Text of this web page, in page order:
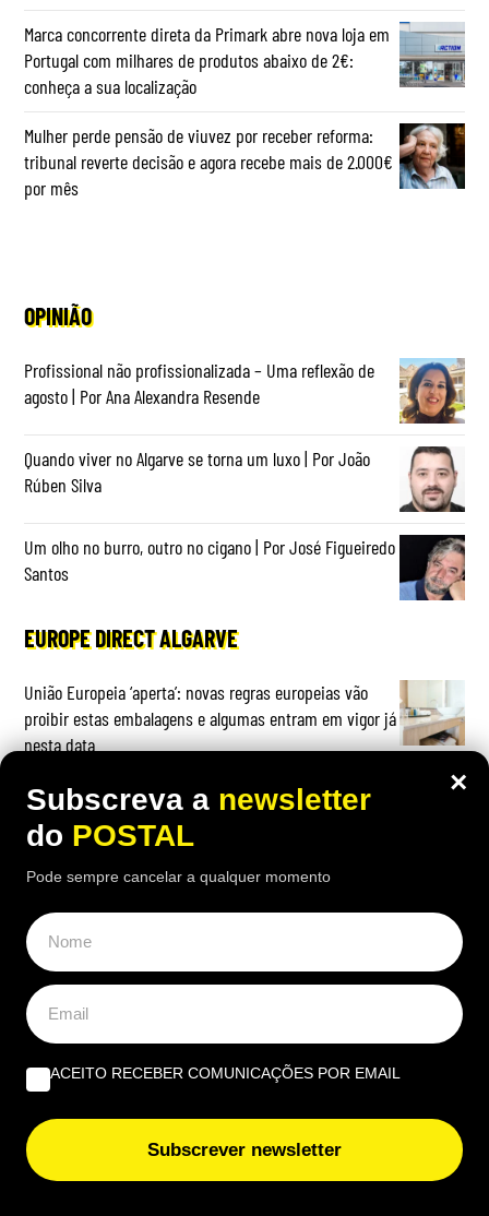
Marca concorrente direta da Primark abre nova loja em
Portugal com milhares de produtos abaixo de 2€:
conheça a sua localização
Mulher perde pensão de viuvez por receber reforma:
tribunal reverte decisão e agora recebe mais de 2.000€
por mês
OPINIÃO
Profissional não profissionalizada – Uma reflexão de
agosto | Por Ana Alexandra Resende
Quando viver no Algarve se torna um luxo | Por João
Rúben Silva
Um olho no burro, outro no cigano | Por José Figueiredo
Santos
EUROPE DIRECT ALGARVE
União Europeia ‘aperta’: novas regras europeias vão
proibir estas embalagens e algumas entram em vigor já
nesta data
Cultura e sustentabilidade marcam terceira edição da
Al-Bauhaus Dream Academy
×
Subscreva a newsletter
do POSTAL
Pode sempre cancelar a qualquer momento
ACEITO RECEBER COMUNICAÇÕES POR EMAIL
Subscrever newsletter